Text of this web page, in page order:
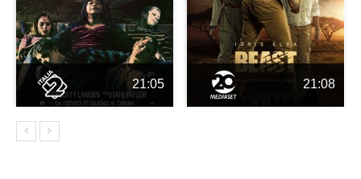
21:05 21:08